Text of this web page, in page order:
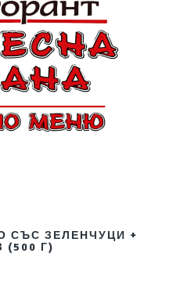
СЪС ЗЕЛЕНЧУЦИ +
Г)